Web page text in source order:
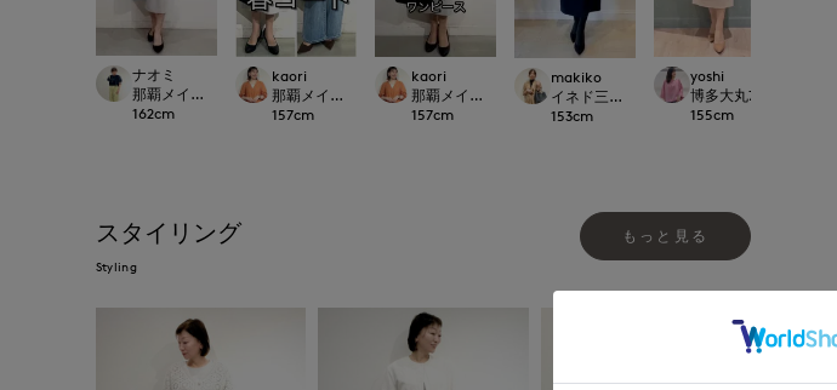
ナオミ
那覇メインプレイスI.T.'S.international
162cm
kaori
那覇メインプレイスI.T.'S.international
157cm
kaori
那覇メインプレイスI.T.'S.international
157cm
makiko
イネド三井アウトレットパーク多摩南大沢店
153cm
yoshi
博多大丸7-IDconcept.
155cm
スタイリング
Styling
もっと見る